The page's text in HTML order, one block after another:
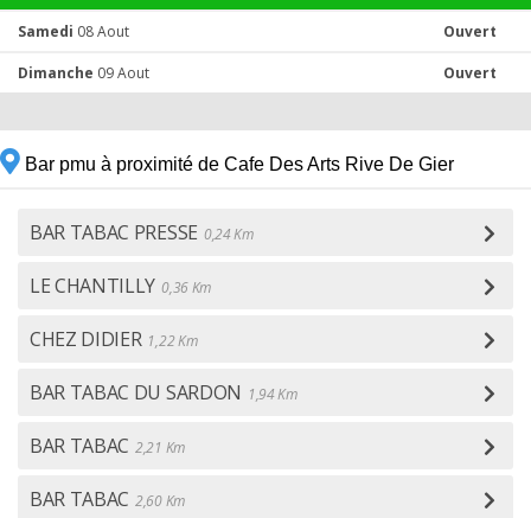
Samedi 08 Aout Ouvert
Dimanche 09 Aout Ouvert
Bar pmu à proximité de Cafe Des Arts Rive De Gier
BAR TABAC PRESSE 0,24 Km
LE CHANTILLY 0,36 Km
CHEZ DIDIER 1,22 Km
BAR TABAC DU SARDON 1,94 Km
BAR TABAC 2,21 Km
BAR TABAC 2,60 Km